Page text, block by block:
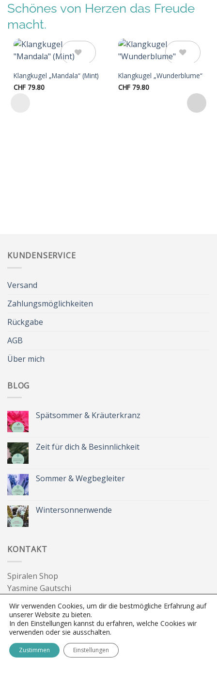
Schönes von Herzen das Freude
macht.
Wunschliste
Klangkugel „Mandala“ (Mint)
CHF79.80
Wunschliste
Klangkugel „Wunderblume“
CHF 79.80
KUNDENSERVICE
Versand
Zahlungsmöglichkeiten
Rückgabe
AGB
Über mich
BLOG
Spätsommer & Kräuterkranz
Spätsommer
&
Zeit für dich & Besinnlichkeit
Zeit
für
Sommer & Wegbegleiter
Sommer
&
Wintersonnenwende
KONTAKT
Spiralen Shop
Yasmine Gautschi
info@spiralen.ch
FOLGE SPIRALEN SHOP
Wir verwenden Cookies, um dir die bestmögliche Erfahrung auf
unserer Website zu bieten.
In den Einstellungen kannst du erfahren, welche Cookies wir
verwenden oder sie ausschalten.
Zustimmen Einstellungen